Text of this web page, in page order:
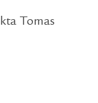
Tomas